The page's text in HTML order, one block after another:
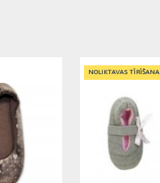
NOLIKTAVAS TĪRĪŠANA